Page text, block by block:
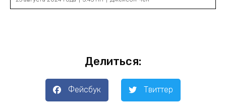
Делиться:
Фейсбук Твиттер